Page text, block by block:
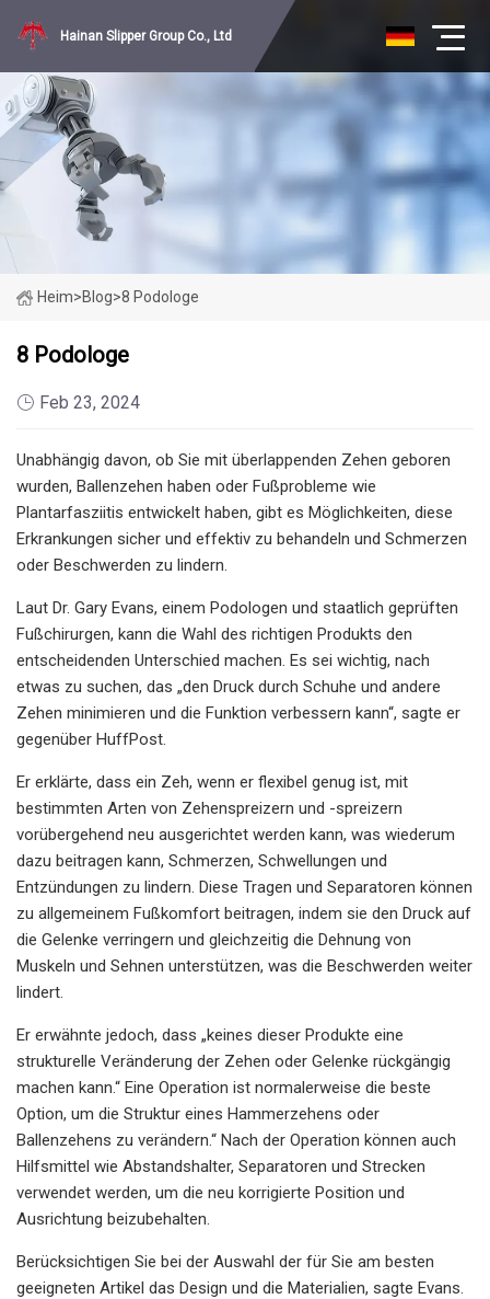
Hainan Slipper Group Co., Ltd
Heim>Blog>8 Podologe
8 Podologe
Feb 23, 2024
Unabhängig davon, ob Sie mit überlappenden Zehen geboren
wurden, Ballenzehen haben oder Fußprobleme wie
Plantarfasziitis entwickelt haben, gibt es Möglichkeiten, diese
Erkrankungen sicher und effektiv zu behandeln und Schmerzen
oder Beschwerden zu lindern.
Laut Dr. Gary Evans, einem Podologen und staatlich geprüften
Fußchirurgen, kann die Wahl des richtigen Produkts den
entscheidenden Unterschied machen. Es sei wichtig, nach
etwas zu suchen, das „den Druck durch Schuhe und andere
Zehen minimieren und die Funktion verbessern kann“, sagte er
gegenüber HuffPost.
Er erklärte, dass ein Zeh, wenn er flexibel genug ist, mit
bestimmten Arten von Zehenspreizern und -spreizern
vorübergehend neu ausgerichtet werden kann, was wiederum
dazu beitragen kann, Schmerzen, Schwellungen und
Entzündungen zu lindern. Diese Tragen und Separatoren können
zu allgemeinem Fußkomfort beitragen, indem sie den Druck auf
die Gelenke verringern und gleichzeitig die Dehnung von
Muskeln und Sehnen unterstützen, was die Beschwerden weiter
lindert.
Er erwähnte jedoch, dass „keines dieser Produkte eine
strukturelle Veränderung der Zehen oder Gelenke rückgängig
machen kann.“ Eine Operation ist normalerweise die beste
Option, um die Struktur eines Hammerzehens oder
Ballenzehens zu verändern.“ Nach der Operation können auch
Hilfsmittel wie Abstandshalter, Separatoren und Strecken
verwendet werden, um die neu korrigierte Position und
Ausrichtung beizubehalten.
Berücksichtigen Sie bei der Auswahl der für Sie am besten
geeigneten Artikel das Design und die Materialien, sagte Evans.